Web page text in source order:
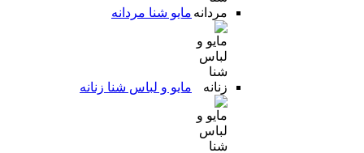
مایو شنا مردانه
مایو و لباس شنا زنانه